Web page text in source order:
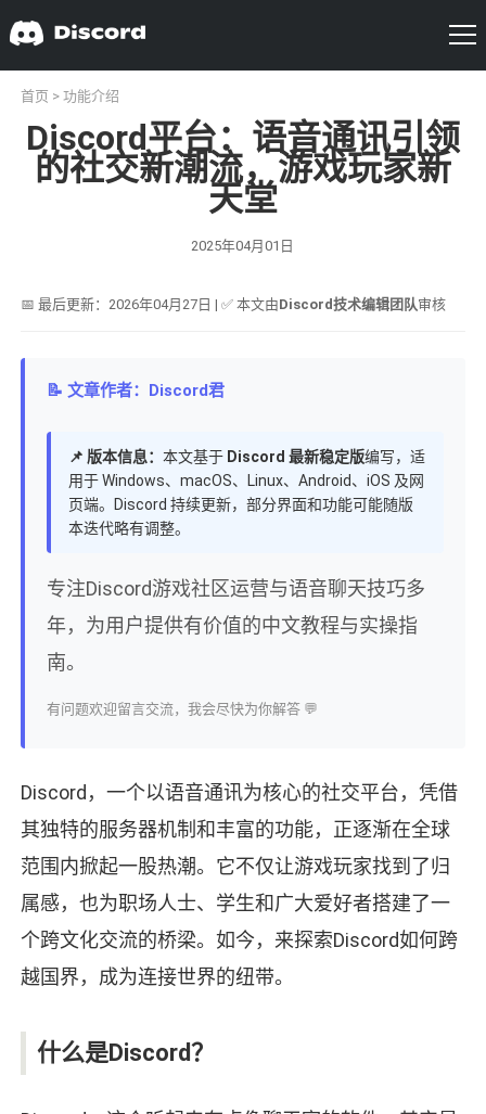
首页 > 功能介绍
Discord平台：语音通讯引领
的社交新潮流，游戏玩家新
天堂
2025年04月01日
📅 最后更新：2026年04月27日 | ✅ 本文由Discord技术编辑团队审核
📝 文章作者：Discord君
📌 版本信息： 本文基于 Discord 最新稳定版编写，适
用于 Windows、macOS、Linux、Android、iOS 及网
页端。Discord 持续更新，部分界面和功能可能随版
本迭代略有调整。
专注Discord游戏社区运营与语音聊天技巧多
年，为用户提供有价值的中文教程与实操指
南。
有问题欢迎留言交流，我会尽快为你解答 💬
Discord，一个以语音通讯为核心的社交平台，凭借
其独特的服务器机制和丰富的功能，正逐渐在全球
范围内掀起一股热潮。它不仅让游戏玩家找到了归
属感，也为职场人士、学生和广大爱好者搭建了一
个跨文化交流的桥梁。如今，来探索Discord如何跨
越国界，成为连接世界的纽带。
什么是Discord？